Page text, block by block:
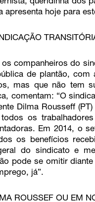
queridinha dos
apresenta hoje para
companheiros do
de plantão, com
mas que não tem
comentam: “O
Dilma Rousseff
os
Em 2014, o
os benefícios
do sindicato e
pode se omitir
já”.
ROUSSEF OU EM